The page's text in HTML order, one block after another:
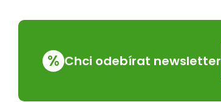
% Chci odebírat newsletter